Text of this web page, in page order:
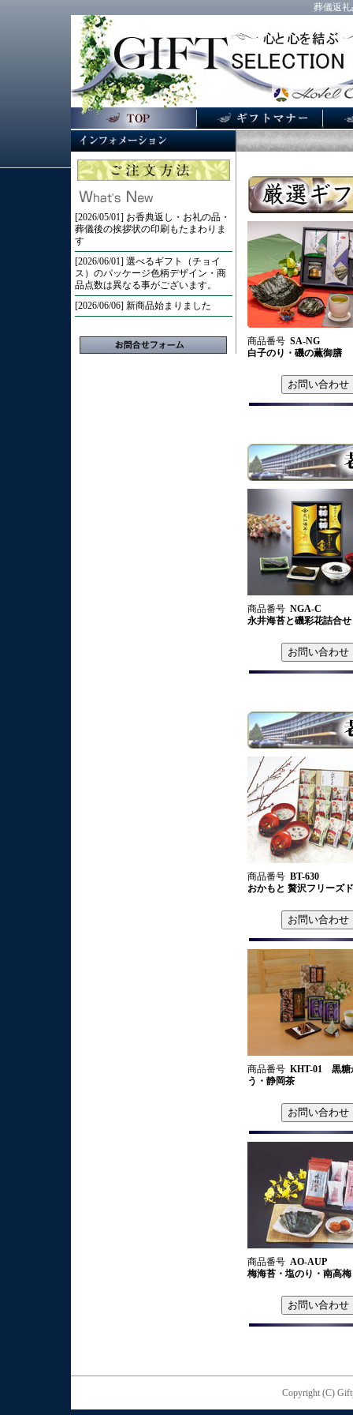
葬儀返
[2026/05/01] お香典返し・お礼の品・
葬儀後の挨拶状の印刷もたまわりま
す
[2026/06/01] 選べるギフト（チョイ
ス）のパッケージ色柄デザイン・商
品点数は異なる事がございます。
[2026/06/06] 新商品始まりました
商品番号 SA-NG
白子のり・磯の薫御膳
商品番号 NGA-C
永井海苔と磯彩花詰合せ
商品番号 BT-630
おかもと 贅沢フリー
商品番号 KHT-01 黒糖
う・静岡茶
商品番号 AO-AUP
梅海苔・塩のり・南高
Copyright (C)